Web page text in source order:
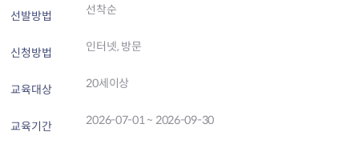
선발방법 선착순
신청방법 인터넷, 방문
교육대상 20세이상
교육기간 2026-07-01 ~ 2026-09-30